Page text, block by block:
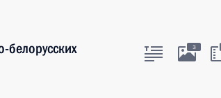
белорусских
3